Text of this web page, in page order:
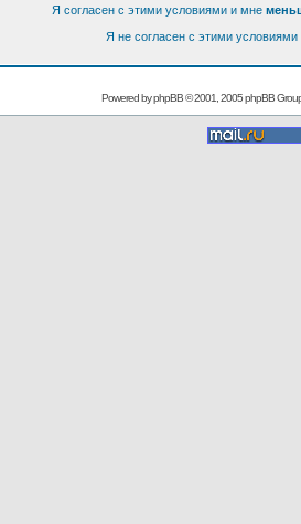
Я согласен с этими условиями и мне
Я не согласен с этими условиями
Powered byphpBB© 2001, 2005 phpBB